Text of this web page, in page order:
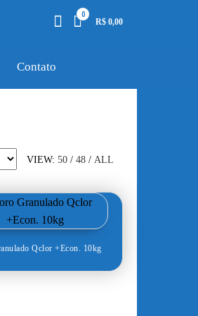
0
R$ 0,00
Contato
VIEW: 50 / 48 / ALL
Qclor +Econ. 10kg